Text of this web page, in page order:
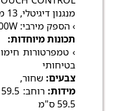
מנגנון דיגיטלי, 13 מצבי פעולה
› הספק מירבי: 2900W
תכונות מיוחדות:
בטיחותי
צבעים: שחור,
מידות:
59.5 ס"מ